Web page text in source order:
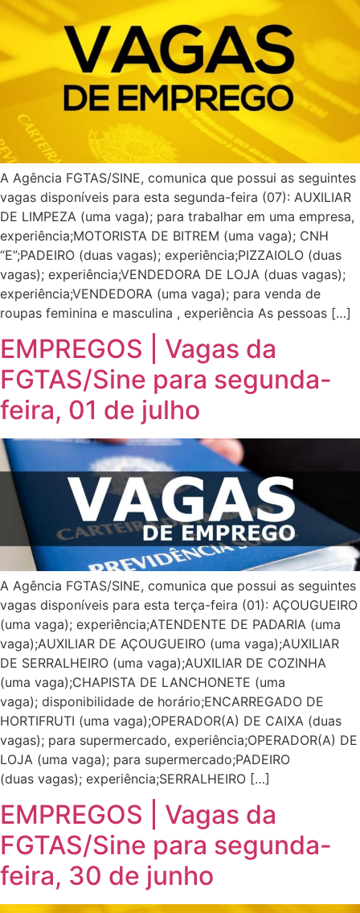
A Agência FGTAS/SINE, comunica que possui as seguintes
vagas disponíveis para esta segunda-feira (07): AUXILIAR
DE LIMPEZA (uma vaga); para trabalhar em uma empresa,
experiência;MOTORISTA DE BITREM (uma vaga); CNH
“E”;PADEIRO (duas vagas); experiência;PIZZAIOLO (duas
vagas); experiência;VENDEDORA DE LOJA (duas vagas);
experiência;VENDEDORA (uma vaga); para venda de
roupas feminina e masculina , experiência As pessoas […]
EMPREGOS | Vagas da
FGTAS/Sine para segunda-
feira, 01 de julho
A Agência FGTAS/SINE, comunica que possui as seguintes
vagas disponíveis para esta terça-feira (01): AÇOUGUEIRO
(uma vaga); experiência;ATENDENTE DE PADARIA (uma
vaga);AUXILIAR DE AÇOUGUEIRO (uma vaga);AUXILIAR
DE SERRALHEIRO (uma vaga);AUXILIAR DE COZINHA
(uma vaga);CHAPISTA DE LANCHONETE (uma
vaga); disponibilidade de horário;ENCARREGADO DE
HORTIFRUTI (uma vaga);OPERADOR(A) DE CAIXA (duas
vagas); para supermercado, experiência;OPERADOR(A) DE
LOJA (uma vaga); para supermercado;PADEIRO
(duas vagas); experiência;SERRALHEIRO […]
EMPREGOS | Vagas da
FGTAS/Sine para segunda-
feira, 30 de junho